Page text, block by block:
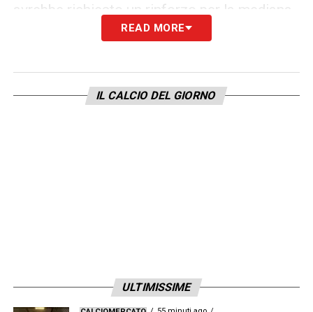
avrebbe richiesto un rinforzo per la mediana
biancoceleste e avrebbe segnalato i nomi
centrocampista dellaSampdoriaè al centro
del mercato in uscita blucerchiato ed è già
READ MORE
IL CALCIO DEL GIORNO
ULTIMISSIME